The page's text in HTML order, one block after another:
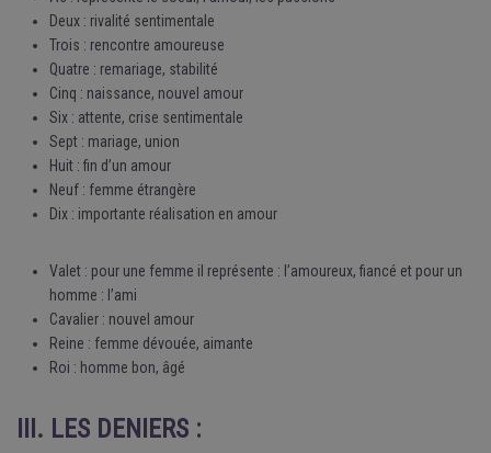
Deux : rivalité sentimentale
Trois : rencontre amoureuse
Quatre : remariage, stabilité
Cinq : naissance, nouvel amour
Six : attente, crise sentimentale
Sept : mariage, union
Huit : fin d’un amour
Neuf : femme étrangère
Dix : importante réalisation en amour
Valet : pour une femme il représente : l’amoureux, fiancé et pour un
homme : l’ami
Cavalier : nouvel amour
Reine : femme dévouée, aimante
Roi : homme bon, âgé
III. LES DENIERS :